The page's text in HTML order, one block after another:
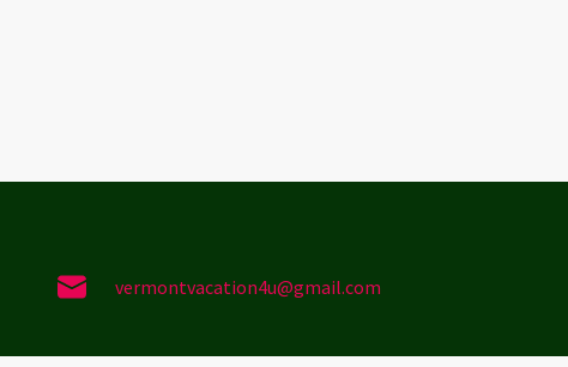
vermontvacation4u@gmail.com